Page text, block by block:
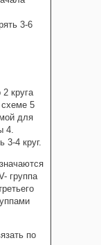
3-6
круга
схеме 5
для
4.
3-4 круг.
группа
по